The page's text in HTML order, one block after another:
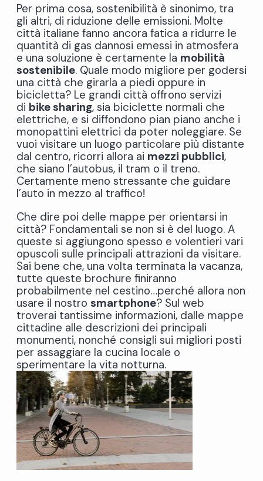
Per prima cosa, sostenibilità è sinonimo, tra
gli altri, di riduzione delle emissioni. Molte
città italiane fanno ancora fatica a ridurre le
quantità di gas dannosi emessi in atmosfera
e una soluzione è certamente la mobilità
sostenibile. Quale modo migliore per godersi
una città che girarla a piedi oppure in
bicicletta? Le grandi città offrono servizi
di bike sharing, sia biciclette normali che
elettriche, e si diffondono pian piano anche i
monopattini elettrici da poter noleggiare. Se
vuoi visitare un luogo particolare più distante
dal centro, ricorri allora ai mezzi pubblici,
che siano l’autobus, il tram o il treno.
Certamente meno stressante che guidare
l’auto in mezzo al traffico!
Che dire poi delle mappe per orientarsi in
città? Fondamentali se non si è del luogo. A
queste si aggiungono spesso e volentieri vari
opuscoli sulle principali attrazioni da visitare.
Sai bene che, una volta terminata la vacanza,
tutte queste brochure finiranno
probabilmente nel cestino…perché allora non
usare il nostro smartphone? Sul web
troverai tantissime informazioni, dalle mappe
cittadine alle descrizioni dei principali
monumenti, nonché consigli sui migliori posti
per assaggiare la cucina locale o
sperimentare la vita notturna.